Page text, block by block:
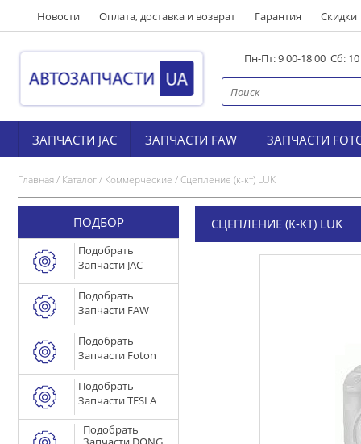
Новости Оплата, доставка и возврат Гарантия Скидки
Пн-Пт: 9 00-18 00 Сб:
ЗАПЧАСТИ JAC ЗАПЧАСТИ FAW ЗАПЧАСТИ
Главная/ Каталог/ Коммерческие /Сцепление (к-кт) LUK
ПОДБОР
Подобрать
Запчасти JAC
Подобрать
Запчасти FAW
Подобрать
Запчасти Foton
Подобрать
Запчасти TESLA
Подобрать
СЦЕПЛЕНИЕ (К-КТ) LUK